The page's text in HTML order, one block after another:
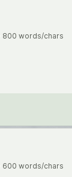
800 words/chars
600 words/chars